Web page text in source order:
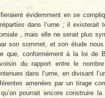
évidemment en se
dans l’urne ; il existerait
, mais elle ne serait plus
son sommet, et son étude nous
que, conformément à la loi de
du rapport entre le
dans l’urne, en divisant
amenées par un tirage
pourrait encore construire la